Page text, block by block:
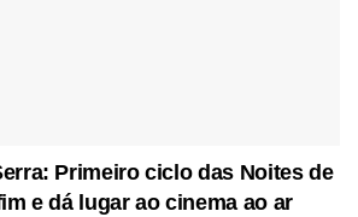
Primeiro ciclo das Noites de
e dá lugar ao cinema ao ar